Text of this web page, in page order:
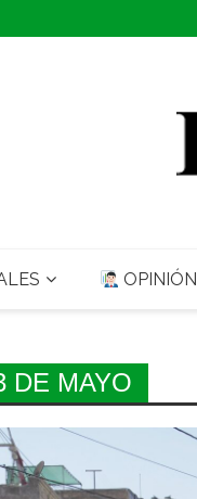
OPINIÓN
DE MAYO